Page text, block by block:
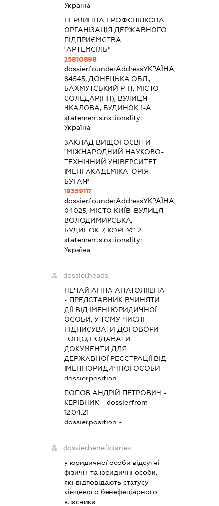
Україна
ПЕРВИННА ПРОФСПІЛКОВА
ОРГАНІЗАЦІЯ ДЕРЖАВНОГО
ПІДПРИЄМСТВА
"АРТЕМСІЛЬ"
25810898
dossier.founderAddressУКРАЇНА,
84545, ДОНЕЦЬКА ОБЛ.,
БАХМУТСЬКИЙ Р-Н, МІСТО
СОЛЕДАР(ПН), ВУЛИЦЯ
ЧКАЛОВА, БУДИНОК 1-А
statements.nationality:
Україна
ЗАКЛАД ВИЩОЇ ОСВІТИ
"МІЖНАРОДНИЙ НАУКОВО-
ТЕХНІЧНИЙ УНІВЕРСИТЕТ
ІМЕНІ АКАДЕМІКА ЮРІЯ
БУГАЯ"
19359117
dossier.founderAddressУКРАЇНА,
04025, МІСТО КИЇВ, ВУЛИЦЯ
ВОЛОДИМИРСЬКА,
БУДИНОК 7, КОРПУС 2
statements.nationality:
Україна
dossier.heads:
НЕЧАЙ АННА АНАТОЛІЇВНА
- ПРЕДСТАВНИК ВЧИНЯТИ
ДІЇ ВІД ІМЕНІ ЮРИДИЧНОЇ
ОСОБИ, У ТОМУ ЧИСЛІ
ПІДПИСУВАТИ ДОГОВОРИ
ТОЩО, ПОДАВАТИ
ДОКУМЕНТИ ДЛЯ
ДЕРЖАВНОЇ РЕЄСТРАЦІЇ ВІД
ІМЕНІ ЮРИДИЧНОЇ ОСОБИ
dossier.position -
ПОПОВ АНДРІЙ ПЕТРОВИЧ -
КЕРІВНИК - dossier.from
12.04.21
dossier.position -
dossier.beneficiaries:
у юридичної особи відсутні
фізичні та юридичні особи,
які відповідають статусу
кінцевого бенефеціарного
власника